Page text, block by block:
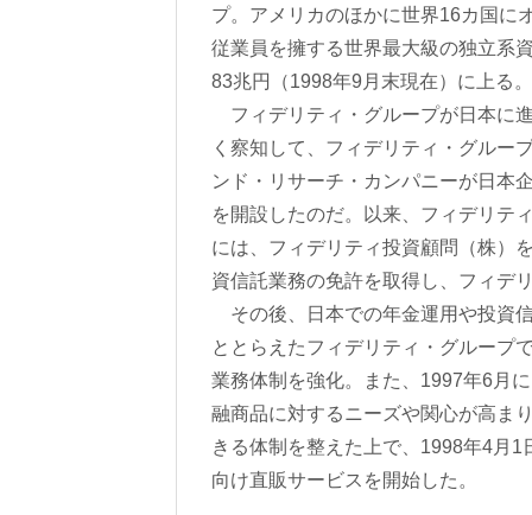
プ。アメリカのほかに世界16カ国に
従業員を擁する世界最大級の独立系
83兆円（1998年9月末現在）に上る。
フィデリティ・グループが日本に
く察知して、フィデリティ・グルー
ンド・リサーチ・カンパニーが日本
を開設したのだ。以来、フィデリテ
には、フィデリティ投資顧問（株）
資信託業務の免許を取得し、フィデ
その後、日本での年金運用や投資
ととらえたフィデリティ・グループ
業務体制を強化。また、1997年6月
融商品に対するニーズや関心が高ま
きる体制を整えた上で、1998年4月
向け直販サービスを開始した。